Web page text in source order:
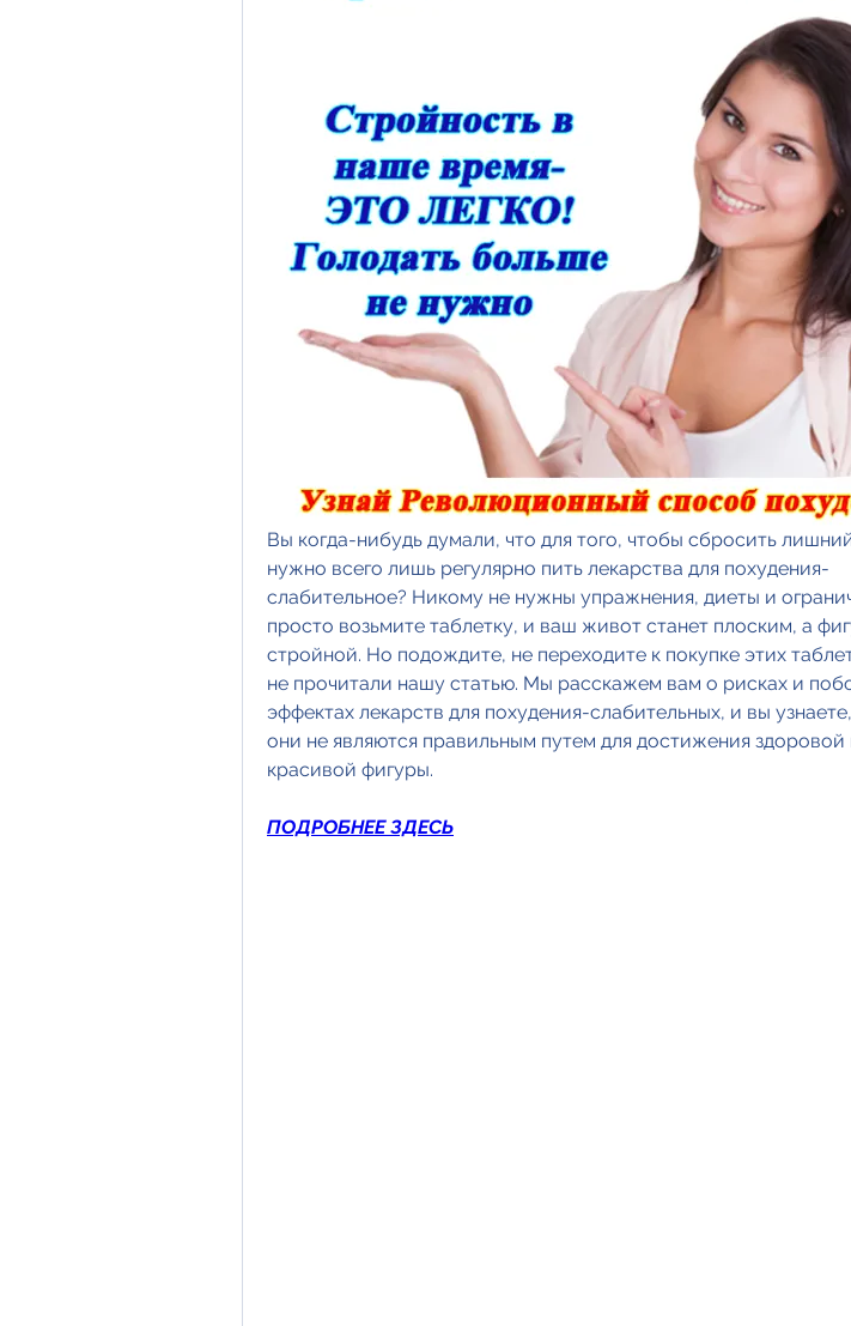
Вы когда-нибудь думали, что для того, чтобы сбросить
нужно всего лишь регулярно пить лекарства для похудения-
слабительное? Никому не нужны упражнения, диеты и
просто возьмите таблетку, и ваш живот станет плоским, а
стройной. Но подождите, не переходите к покупке этих
не прочитали нашу статью. Мы расскажем вам о рисках и
эффектах лекарств для похудения-слабительных, и вы
они не являются правильным путем для достижения здоровой
красивой фигуры.
ПОДРОБНЕЕ ЗДЕСЬ